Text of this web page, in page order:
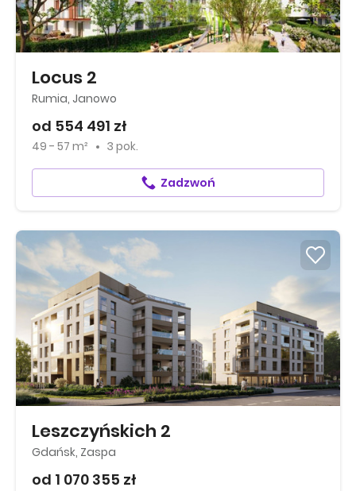
Locus 2
Rumia, Janowo
od 554 491 zł
49 - 57 m² 3 pok.
Zadzwoń
Leszczyńskich 2
Gdańsk, Zaspa
od 1 070 355 zł